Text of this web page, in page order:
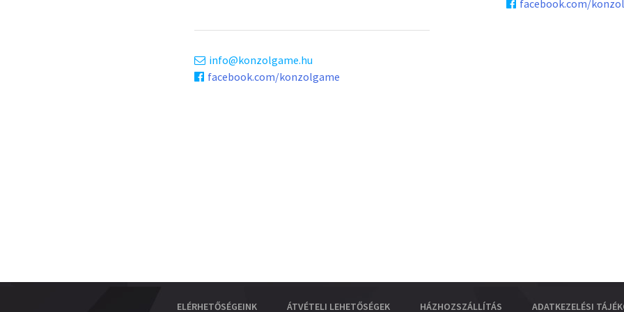
info
konzolgame.hu
facebook.com/konzolgame
facebook.com/
ELÉRHETŐSÉGEINK ÁTVÉTELI LEHETŐSÉGEK HÁZHOZSZÁLLÍTÁS ADATKEZELÉSI